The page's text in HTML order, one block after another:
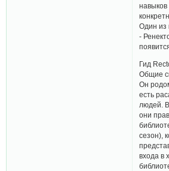
навыков
Один из
-
Гид
Общие
Он
есть
людей.
они
сезон),
входа в